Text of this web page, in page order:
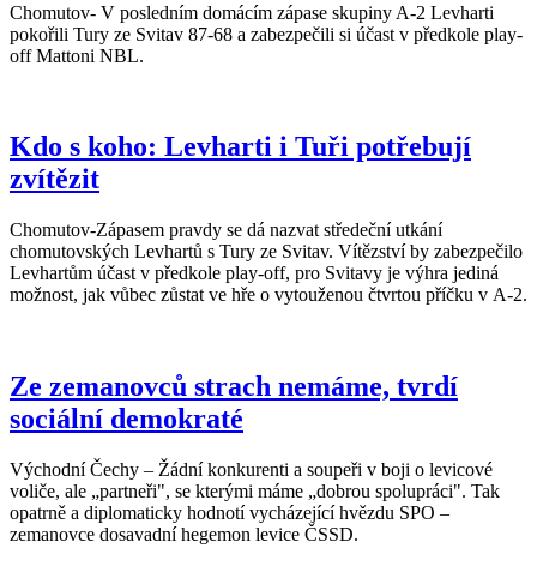
Chomutov- V posledním domácím zápase skupiny A-2 Levharti
pokořili Tury ze Svitav 87-68 a zabezpečili si účast v předkole play-
off Mattoni NBL.
Kdo s koho: Levharti i Tuři potřebují
zvítězit
Chomutov-Zápasem pravdy se dá nazvat středeční utkání
chomutovských Levhartů s Tury ze Svitav. Vítězství by zabezpečilo
Levhartům účast v předkole play-off, pro Svitavy je výhra jediná
možnost, jak vůbec zůstat ve hře o vytouženou čtvrtou příčku v A-2.
Ze zemanovců strach nemáme, tvrdí
sociální demokraté
Východní Čechy – Žádní konkurenti a soupeři v boji o levicové
voliče, ale „partneři", se kterými máme „dobrou spolupráci". Tak
opatrně a diplomaticky hodnotí vycházející hvězdu SPO –
zemanovce dosavadní hegemon levice ČSSD.